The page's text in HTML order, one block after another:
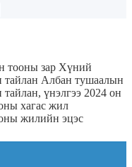
тооны зар Хүний
Албан тушаалын
үнэлгээ 2024 он
хагас жил
жилийн эцэс